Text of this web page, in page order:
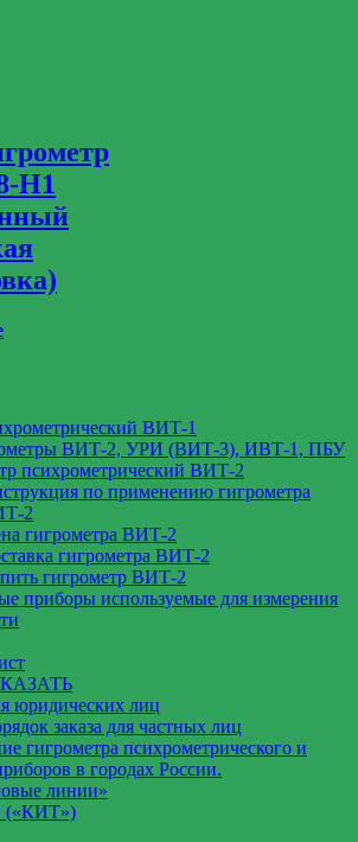
Н1
психометрический
ВИТ-1
ВИТ-2, УРИ (ВИТ-3), ИВТ-1, ПБУ
психрометрический ВИТ-2
по применению гигрометра
2
гигрометра ВИТ-2
гигрометра ВИТ-2
гигрометр ВИТ-2
приборы используемые для измерения
юридических лиц
заказа для частных лиц
гигрометра психрометрического и
в городах России.
линии»
(«КИТ»)